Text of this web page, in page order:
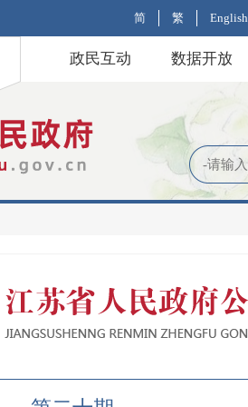
简 繁 English
政民互动 数据开放